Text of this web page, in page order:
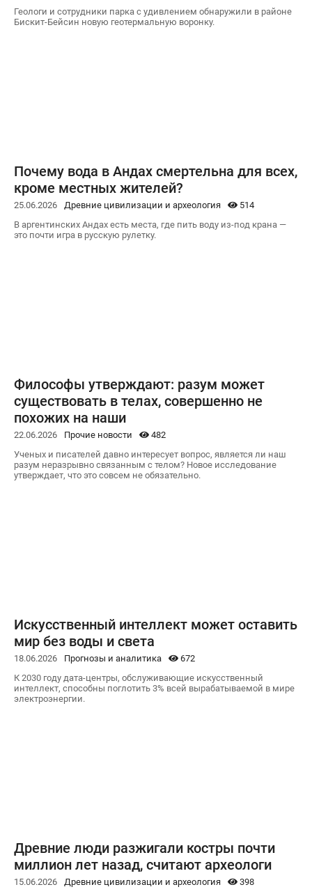
Геологи и сотрудники парка с удивлением обнаружили в районе
Бискит-Бейсин новую геотермальную воронку.
Почему вода в Андах смертельна для всех,
кроме местных жителей?
25.06.2026 Древние цивилизации и археология
514
В аргентинских Андах есть места, где пить воду из-под крана —
это почти игра в русскую рулетку.
Философы утверждают: разум может
существовать в телах, совершенно не
похожих на наши
22.06.2026 Прочие новости
482
Ученых и писателей давно интересует вопрос, является ли наш
разум неразрывно связанным с телом? Новое исследование
утверждает, что это совсем не обязательно.
Искусственный интеллект может оставить
мир без воды и света
18.06.2026 Прогнозы и аналитика
672
К 2030 году дата-центры, обслуживающие искусственный
интеллект, способны поглотить 3% всей вырабатываемой в мире
электроэнергии.
Древние люди разжигали костры почти
миллион лет назад, считают археологи
15.06.2026 Древние цивилизации и археология 398